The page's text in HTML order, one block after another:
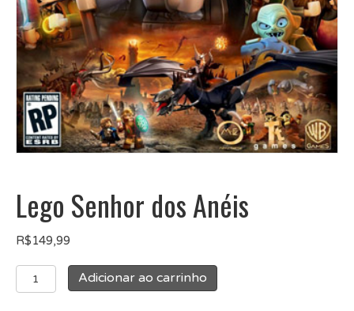
Lego Senhor dos Anéis
R$149,99
Lego
Senhor
Adicionar ao carrinho